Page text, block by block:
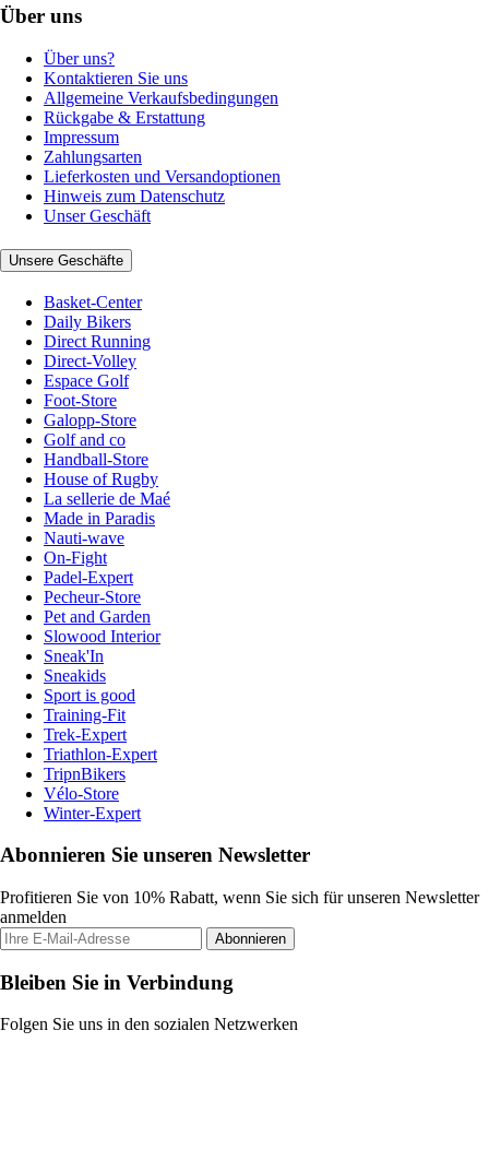
Über uns
Über uns?
Kontaktieren Sie uns
Allgemeine Verkaufsbedingungen
Rückgabe & Erstattung
Impressum
Zahlungsarten
Lieferkosten und Versandoptionen
Hinweis zum Datenschutz
Unser Geschäft
Unsere Geschäfte
Basket-Center
Daily Bikers
Direct Running
Direct-Volley
Espace Golf
Foot-Store
Galopp-Store
Golf and co
Handball-Store
House of Rugby
La sellerie de Maé
Made in Paradis
Nauti-wave
On-Fight
Padel-Expert
Pecheur-Store
Pet and Garden
Slowood Interior
Sneak'In
Sneakids
Sport is good
Training-Fit
Trek-Expert
Triathlon-Expert
TripnBikers
Vélo-Store
Winter-Expert
Abonnieren Sie unseren Newsletter
Profitieren Sie von 10% Rabatt, wenn Sie sich für unseren Newsletter
anmelden
Abonnieren
Bleiben Sie in Verbindung
Folgen Sie uns in den sozialen Netzwerken